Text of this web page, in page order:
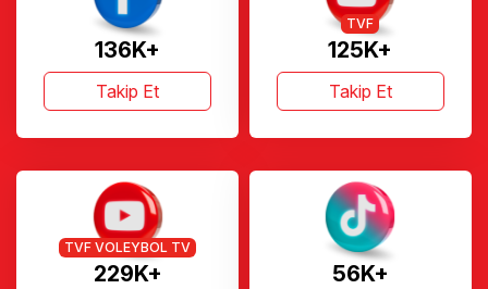
136K+
Takip Et
125K+
TVF
Takip Et
229K+
TVF VOLEYBOL TV
56K+